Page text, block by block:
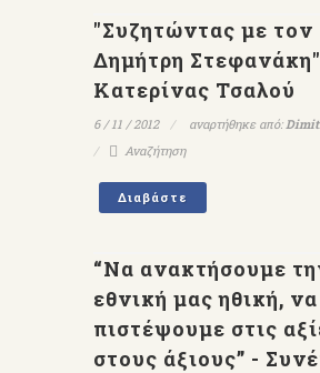
"Συζητώντας με τον
Δημήτρη
Κατερίνας Τσαλού
6 / 11 / 2012 αναρτήθηκε από:
Αναζήτηση
Διαβάστε
“Να ανακτήσουμε
εθνική μας ηθική, να
πιστέψουμε στις
στους άξιους” -